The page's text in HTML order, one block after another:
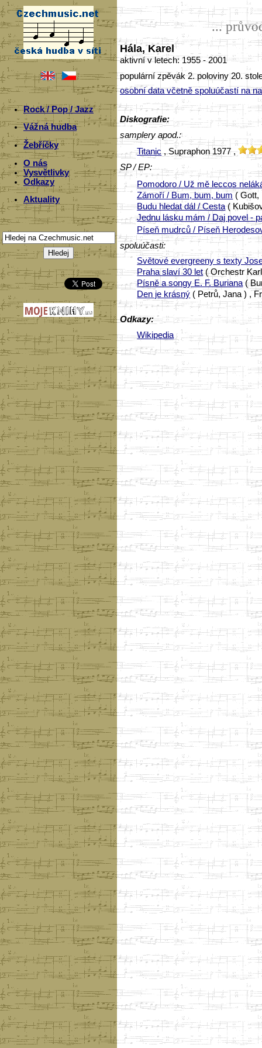
Rock / Pop / Jazz
Vážná hudba
Žebříčky
O nás
Vysvětlivky
Odkazy
Aktuality
...
Hála, Karel
aktivní v letech: 1955 - 2001
populární zpěvák 2. poloviny 20.
osobní data včetně spoluúčastí na
Diskografie:
samplery apod.:
Titanic, Supraphon 1977 ,
SP / EP:
Pomodoro / Už mě leccos
Zámoří / Bum, bum, bum( Gott,
Budu hledat dál / Cesta(
Jednu lásku mám / Daj povel -
Píseň mudrců / Píseň
spoluúčasti:
Světové evergreeny s texty
Praha slaví 30 let( Orchestr
Písně a songy E. F. Buriana(
Den je krásný ( Petrů, Jana ) ,
Odkazy:
Wikipedia